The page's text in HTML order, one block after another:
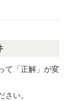
て「正解」が変
い。